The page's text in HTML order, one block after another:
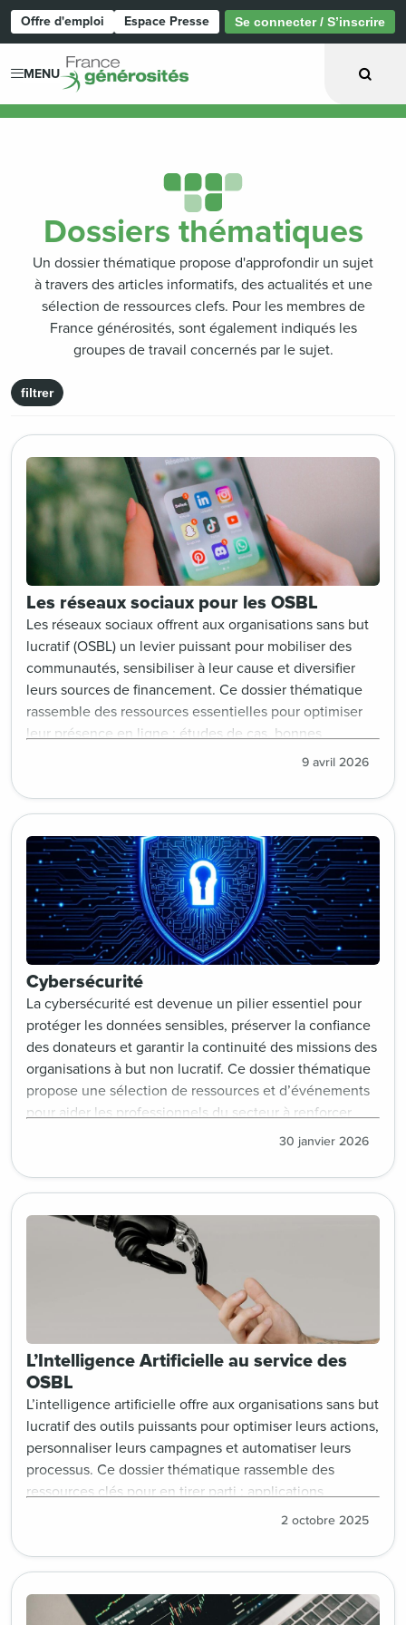
Offre d'emploi Espace Presse Se connecter / S’inscrire
MENU
Dossiers thématiques
Un dossier thématique propose d'approfondir un sujet
à travers des articles informatifs, des actualités et une
sélection de ressources clefs. Pour les membres de
France générosités, sont également indiqués les
groupes de travail concernés par le sujet.
filtrer
Les réseaux sociaux pour les OSBL
Les réseaux sociaux offrent aux organisations sans but
lucratif (OSBL) un levier puissant pour mobiliser des
communautés, sensibiliser à leur cause et diversifier
leurs sources de financement. Ce dossier thématique
rassemble des ressources essentielles pour optimiser
leur présence en ligne : études de cas, bonnes
pratiques, retours d’expérience, stratégies de contenu
matière de communication et marketing digitale. Une
approche ciblée pour renforcer leur impact et créer des
liens durables avec leurs publics.
9 avril 2026
Cybersécurité
La cybersécurité est devenue un pilier essentiel pour
protéger les données sensibles, préserver la confiance
des donateurs et garantir la continuité des missions des
organisations à but non lucratif. Ce dossier thématique
propose une sélection de ressources et d’événements
pour aider les professionnels du secteur à renforcer
leurs défenses : bonnes pratiques (sécurisation des
équipes), études de cas concrets, outils adaptés aux
petites structures, et actualités réglementaires.
30 janvier 2026
L’Intelligence Artificielle au service des
OSBL
L’intelligence artificielle offre aux organisations sans but
lucratif des outils puissants pour optimiser leurs actions,
personnaliser leurs campagnes et automatiser leurs
processus. Ce dossier thématique rassemble des
ressources clés pour en tirer parti : applications
concrètes (chatbots, analyse prédictive, segmentation
pratiques.
2 octobre 2025